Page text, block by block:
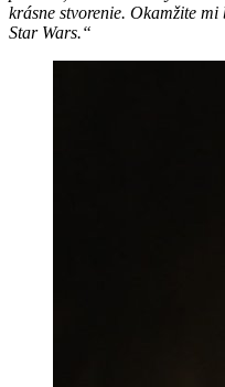
krásne stvorenie. Okamžite
Star Wars.“